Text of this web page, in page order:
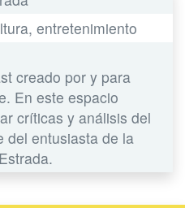
entretenimiento
creado por y para
En este espacio
críticas y análisis del
del entusiasta de la